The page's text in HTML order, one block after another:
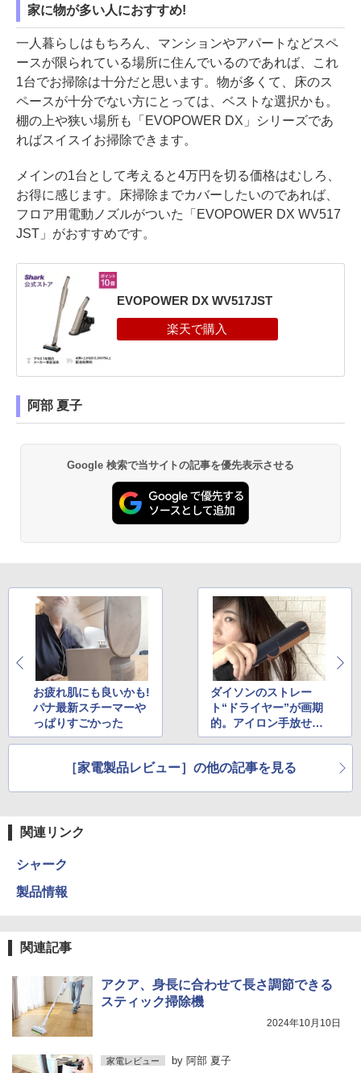
家に物が多い人におすすめ!
一人暮らしはもちろん、マンションやアパートなどスペ
ースが限られている場所に住んでいるのであれば、これ
1台でお掃除は十分だと思います。物が多くて、床のス
ペースが十分でない方にとっては、ベストな選択かも。
棚の上や狭い場所も「EVOPOWER DX」シリーズであ
ればスイスイお掃除できます。
メインの1台として考えると4万円を切る価格はむしろ、
お得に感じます。床掃除までカバーしたいのであれば、
フロア用電動ノズルがついた「EVOPOWER DX WV517
JST」がおすすめです。
EVOPOWER DX WV517JST
阿部 夏子
Google 検索で当サイトの記事を優先表示させる
お疲れ肌にも良いかも!
パナ最新スチーマーや
っぱりすごかった
ダイソンのストレー
ト“ドライヤー”が画期
的。アイロン手放せな
い人におすすめ!
［家電製品レビュー］の他の記事を見る
関連リンク
シャーク
製品情報
関連記事
アクア、身長に合わせて長さ調節できる
スティック掃除機
2024年10月10日
家電レビュー by 阿部 夏子